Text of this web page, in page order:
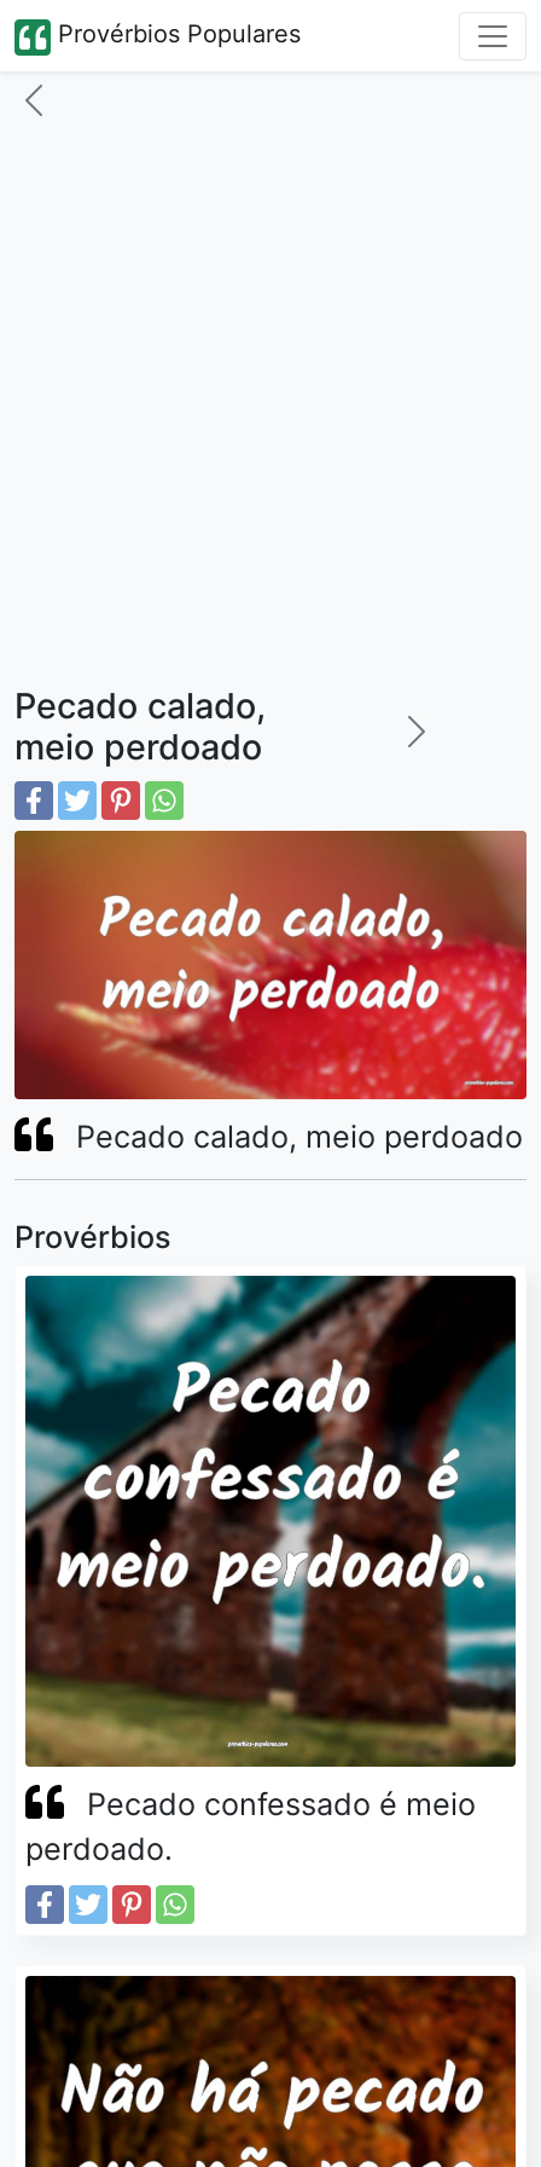
Provérbios Populares
Pecado calado,
meio perdoado
Pecado calado, meio perdoado
Provérbios
Pecado confessado é meio
perdoado.